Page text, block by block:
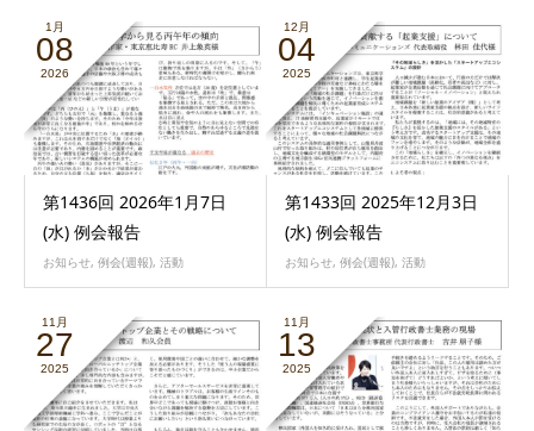
1月
08
2026
第1436回 2026年1月7日
(水) 例会報告
お知らせ, 例会(週報), 活動
12月
04
2025
第1433回 2025年12月3日
(水) 例会報告
お知らせ, 例会(週報), 活動
11月
27
2025
11月
13
2025